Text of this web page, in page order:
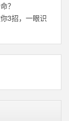
？
3招，一眼识